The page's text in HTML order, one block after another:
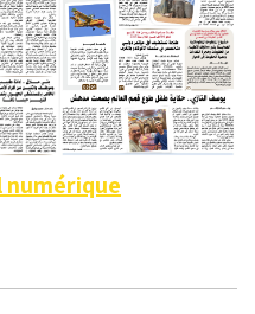
numérique